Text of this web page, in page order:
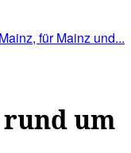
rund um